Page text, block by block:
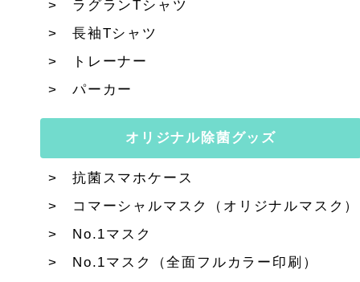
ラグランTシャツ
長袖Tシャツ
トレーナー
パーカー
オリジナル除菌グッズ
抗菌スマホケース
コマーシャルマスク（オリジナルマスク）
No.1マスク
No.1マスク（全面フルカラー印刷）